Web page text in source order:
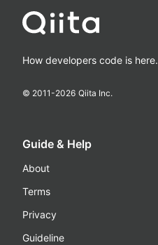
How developers code is here.
© 2011-2026 Qiita Inc.
Guide & Help
About
Terms
Privacy
Guideline